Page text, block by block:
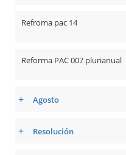
Refroma pac 14
Reforma PAC 007 plurianual
+ Agosto
+ Resolución